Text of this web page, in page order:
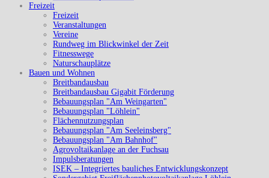
Freizeit
Freizeit
Veranstaltungen
Vereine
Rundweg im Blickwinkel der Zeit
Fitnesswege
Naturschauplätze
Bauen und Wohnen
Breitbandausbau
Breitbandausbau Gigabit Förderung
Bebauungsplan "Am Weingarten"
Bebauungsplan "Löhlein"
Flächennutzungsplan
Bebauungsplan "Am Seeleinsberg"
Bebauungsplan "Am Bahnhof"
Agrovoltaikanlage an der Fuchsau
Impulsberatungen
ISEK – Integriertes bauliches Entwicklungskonzept